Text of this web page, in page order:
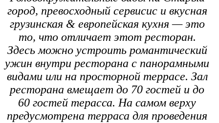
город, превосходный сервисис и вкусная
грузинская & европейская кухня — это
то, что отличает этот ресторан.
Здесь можно устроить романтический
ужин внутри ресторана с панорамными
видами или на просторной террасе. Зал
ресторана вмещает до 70 гостей и до
60 гостей терасса. На самом верху
предусмотрена терраса для проведения